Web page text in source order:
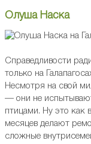
Олуша Наска
Справедливости
только на
Несмотря на свой
— они не
птицами. Ну это как
месяцев делают
сложные